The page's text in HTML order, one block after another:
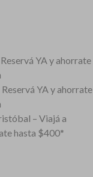
YA y ahorrate
YA y ahorrate
– Viajá a
hasta $400*